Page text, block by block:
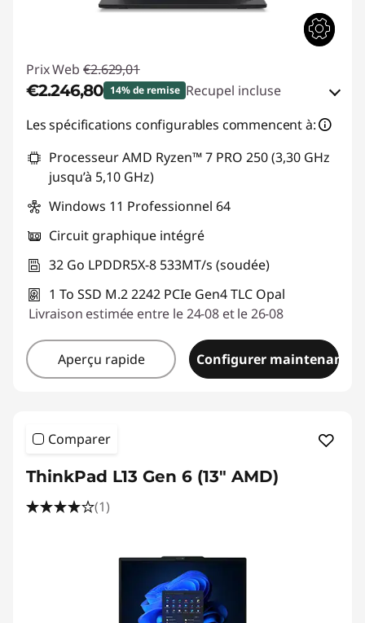
Prix Web €2.629,01
€2.246,80 14% de remise Recupel incluse
Bons de réduction en ligne :-€382,21
Code de réduction :THINK-SUMMER
Les spécifications configurables commencent à:
Processeur AMD Ryzen™ 7 PRO 250 (3,30 GHz
jusqu’à 5,10 GHz)
Windows 11 Professionnel 64
Circuit graphique intégré
32 Go LPDDR5X-8 533MT/s (soudée)
1 To SSD M.2 2242 PCIe Gen4 TLC Opal
Livraison estimée entre le 24-08 et le 26-08
Aperçu rapide Configurer maintenant
Comparer
ThinkPad L13 Gen 6 (13" AMD)
(1)